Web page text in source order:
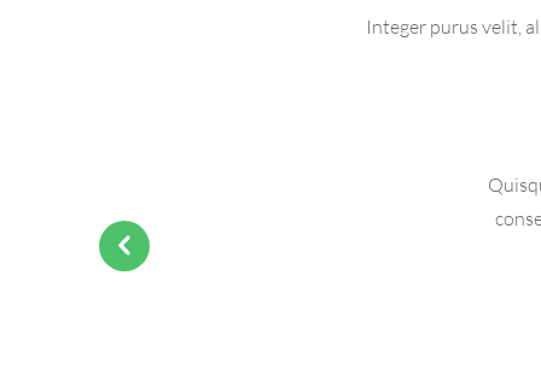
Integer purus velit,